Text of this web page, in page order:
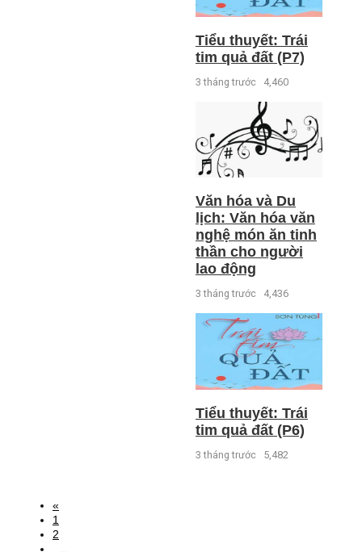
Tiểu thuyết: Trái
tim quả đất (P7)
3 tháng trước 4,460
Văn hóa và Du
lịch: Văn hóa văn
nghệ món ăn tinh
thần cho người
lao động
3 tháng trước 4,436
Tiểu thuyết: Trái
tim quả đất (P6)
3 tháng trước 5,482
«
1
2